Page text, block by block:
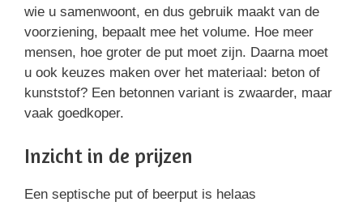
wie u samenwoont, en dus gebruik maakt van de
voorziening, bepaalt mee het volume. Hoe meer
mensen, hoe groter de put moet zijn. Daarna moet
u ook keuzes maken over het materiaal: beton of
kunststof? Een betonnen variant is zwaarder, maar
vaak goedkoper.
Inzicht in de prijzen
Een septische put of beerput is helaas